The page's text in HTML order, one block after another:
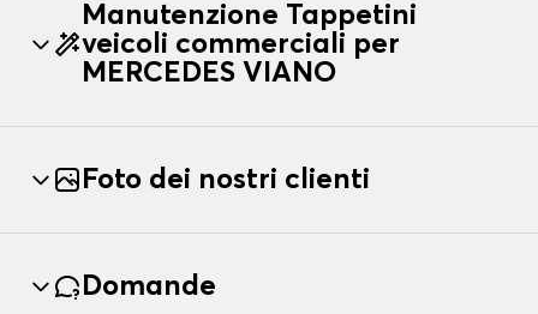
Manutenzione Tappetini
veicoli commerciali per
MERCEDES VIANO
Foto dei nostri clienti
Domande